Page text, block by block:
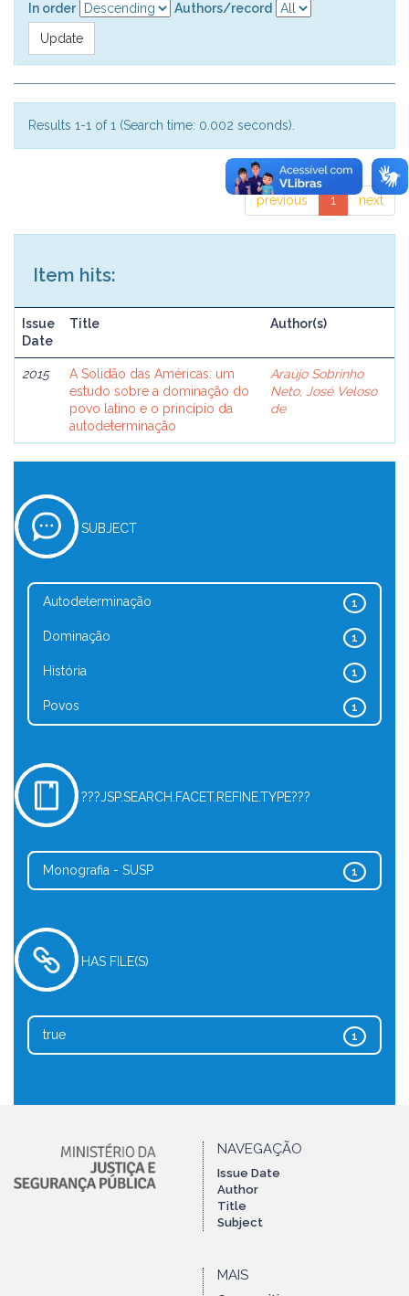
In order
Authors/record
Results 1-1 of 1 (Search time: 0.002 seconds).
previous 1 next
Item hits:
Issue
Date
Title Author(s)
2015
A Solidão das Américas: um
estudo sobre a dominação do
povo latino e o princípio da
autodeterminação
Araújo Sobrinho
Neto, José Veloso
de
SUBJECT
1
Autodeterminação
1
Dominação
1
História
1
Povos
???JSP.SEARCH.FACET.REFINE.TYPE???
1
Monografia - SUSP
HAS FILE(S)
1
true
NAVEGAÇÃO
Issue Date
Author
Title
Subject
MAIS